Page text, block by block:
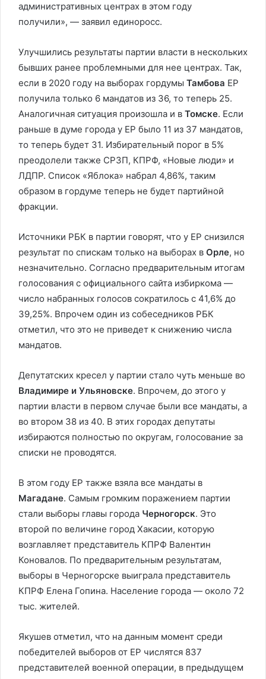
административных центрах в этом году
получили», — заявил единоросс.
Улучшились результаты партии власти в нескольких
бывших ранее проблемными для нее центрах. Так,
если в 2020 году на выборах гордумы Тамбова ЕР
получила только 6 мандатов из 36, то теперь 25.
Аналогичная ситуация произошла и в Томске. Если
раньше в думе города у ЕР было 11 из 37 мандатов,
то теперь будет 31. Избирательный порог в 5%
преодолели также СРЗП, КПРФ, «Новые люди» и
ЛДПР. Список «Яблока» набрал 4,86%, таким
образом в гордуме теперь не будет партийной
фракции.
Источники РБК в партии говорят, что у ЕР снизился
результат по спискам только на выборах в Орле, но
незначительно. Согласно предварительным итогам
голосования с официального сайта избиркома —
число набранных голосов сократилось с 41,6% до
39,25%. Впрочем один из собеседников РБК
отметил, что это не приведет к снижению числа
мандатов.
Депутатских кресел у партии стало чуть меньше во
Владимире и Ульяновске. Впрочем, до этого у
партии власти в первом случае были все мандаты, а
во втором 38 из 40. В этих городах депутаты
избираются полностью по округам, голосование за
списки не проводятся.
В этом году ЕР также взяла все мандаты в
Магадане. Самым громким поражением партии
стали выборы главы города Черногорск. Это
второй по величине город Хакасии, которую
возглавляет представитель КПРФ Валентин
Коновалов. По предварительным результатам,
выборы в Черногорске выиграла представитель
КПРФ Елена Гопина. Население города — около 72
тыс. жителей.
Якушев отметил, что на данным момент среди
победителей выборов от ЕР числятся 837
представителей военной операции, в предыдущем